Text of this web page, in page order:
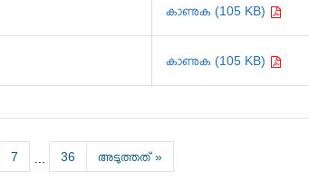
കാണുക (105 KB)
കാണുക (105 KB)
7 ... 36 അടുത്തത് »